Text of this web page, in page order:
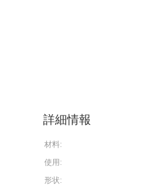
詳細情報
材料:
使用:
形状: